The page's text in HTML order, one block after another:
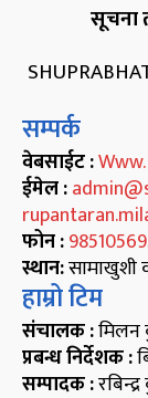
सूचना
सम्पर्क
वेबसाईट :
ईमेल :
फोन :
स्थान:सामाखुशी
हाम्रो टिम
संचालक :मिलन
प्रबन्ध निर्देशक :
सम्पादक :